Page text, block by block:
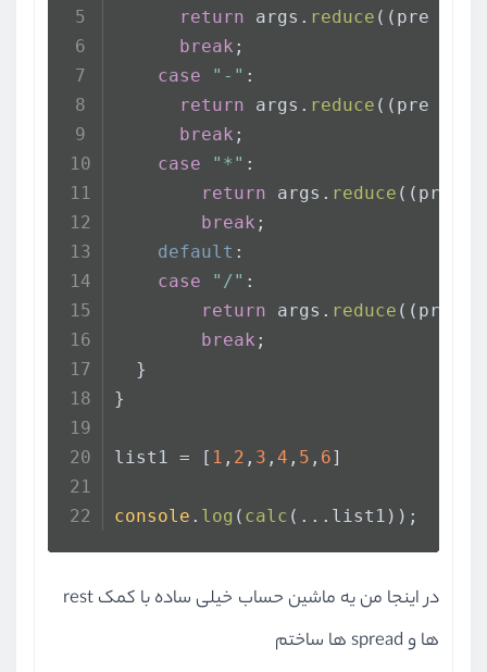
return args. reduce ( ( pre ,
break ;
case
"-" :
return args. reduce ( ( pre ,
break ;
case
"*" :
return args. reduce ( ( pre ,
break ;
default :
case
"/" :
return args. reduce ( ( pre ,
break ;
  }
}
list1 = [ 1 , 2 , 3 , 4 , 5 , 6]
console . log ( calc (...list1));
در اینجا من یه ماشین حساب خیلی ساده با کمک rest
ها و spread ها ساختم